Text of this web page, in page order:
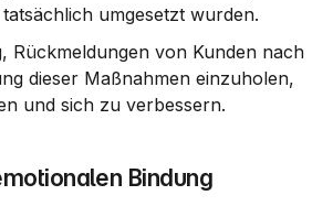
umgesetzt wurden.
Rückmeldungen von Kunden nach
dieser Maßnahmen einzuholen,
und sich zu verbessern.
Bindung